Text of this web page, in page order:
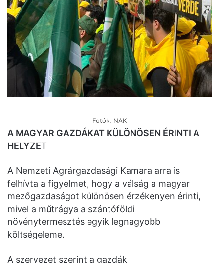
Fotók: NAK
A MAGYAR GAZDÁKAT KÜLÖNÖSEN ÉRINTI A
HELYZET
A Nemzeti Agrárgazdasági Kamara arra is
felhívta a figyelmet, hogy a válság a magyar
mezőgazdaságot különösen érzékenyen érinti,
mivel a műtrágya a szántóföldi
növénytermesztés egyik legnagyobb
költségeleme.
A szervezet szerint a gazdák